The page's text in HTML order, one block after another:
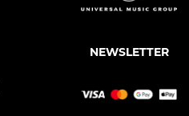
NEWSLETTER